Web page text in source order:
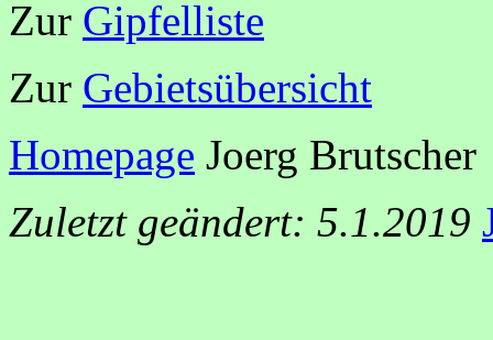
Zur Gipfelliste
Zur Gebietsübersicht
Homepage Joerg Brutscher
Zuletzt geändert: 5.1.2019